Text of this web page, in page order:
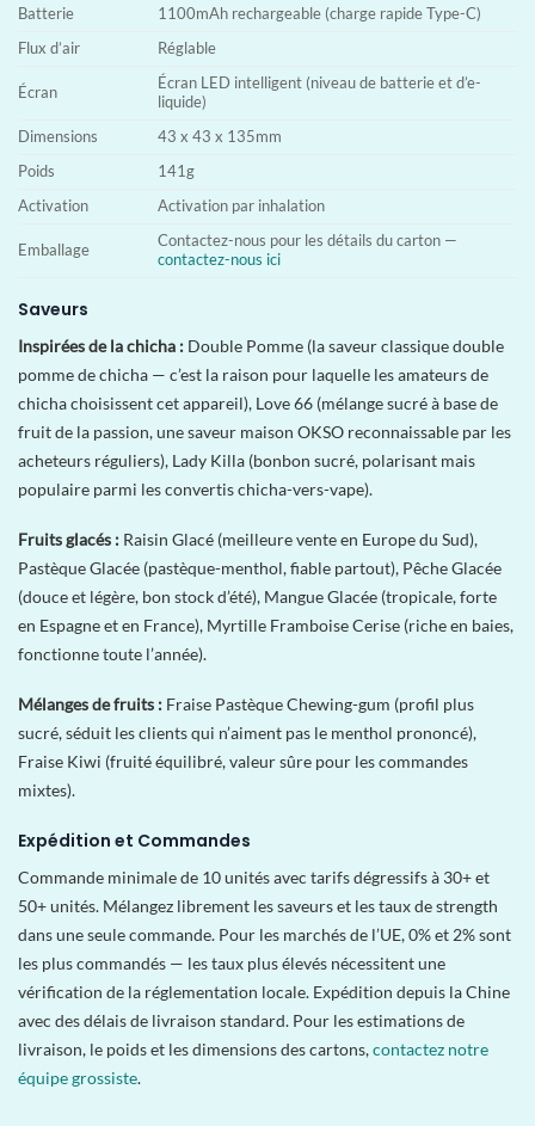
Batterie
1100mAh rechargeable (charge rapide Type-C)
Flux d’air
Réglable
Écran
Écran LED intelligent (niveau de batterie et d’e-
liquide)
Dimensions
43 x 43 x 135mm
Poids
141g
Activation
Activation par inhalation
Emballage
Contactez-nous pour les détails du carton —
contactez-nous ici
Saveurs
Inspirées de la chicha : Double Pomme (la saveur classique double
pomme de chicha — c’est la raison pour laquelle les amateurs de
chicha choisissent cet appareil), Love 66 (mélange sucré à base de
fruit de la passion, une saveur maison OKSO reconnaissable par les
acheteurs réguliers), Lady Killa (bonbon sucré, polarisant mais
populaire parmi les convertis chicha-vers-vape).
Fruits glacés : Raisin Glacé (meilleure vente en Europe du Sud),
Pastèque Glacée (pastèque-menthol, fiable partout), Pêche Glacée
(douce et légère, bon stock d’été), Mangue Glacée (tropicale, forte
en Espagne et en France), Myrtille Framboise Cerise (riche en baies,
fonctionne toute l’année).
Mélanges de fruits : Fraise Pastèque Chewing-gum (profil plus
sucré, séduit les clients qui n’aiment pas le menthol prononcé),
Fraise Kiwi (fruité équilibré, valeur sûre pour les commandes
mixtes).
Expédition et Commandes
Commande minimale de 10 unités avec tarifs dégressifs à 30+ et
50+ unités. Mélangez librement les saveurs et les taux de strength
dans une seule commande. Pour les marchés de l’UE, 0% et 2% sont
les plus commandés — les taux plus élevés nécessitent une
vérification de la réglementation locale. Expédition depuis la Chine
avec des délais de livraison standard. Pour les estimations de
livraison, le poids et les dimensions des cartons,contactez notre
équipe grossiste.